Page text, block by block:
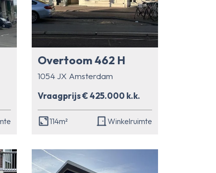
Overtoom 462 H
1054 JX Amsterdam
Vraagprijs € 425.000 k.k.
114m² Winkelruimte